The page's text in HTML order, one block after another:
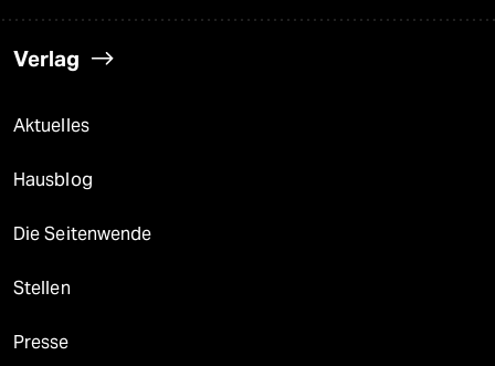
Verlag
Aktuelles
Hausblog
Die Seitenwende
Stellen
Presse